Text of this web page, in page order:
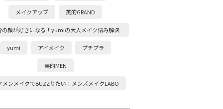
メイクアップ 美的GRAND
の顔が好きになる！yumiの大人メイク悩み解決
塾
yumi アイメイク プチプラ
美的MEN
メンメイクでBUZZりたい！メンズメイクLABO